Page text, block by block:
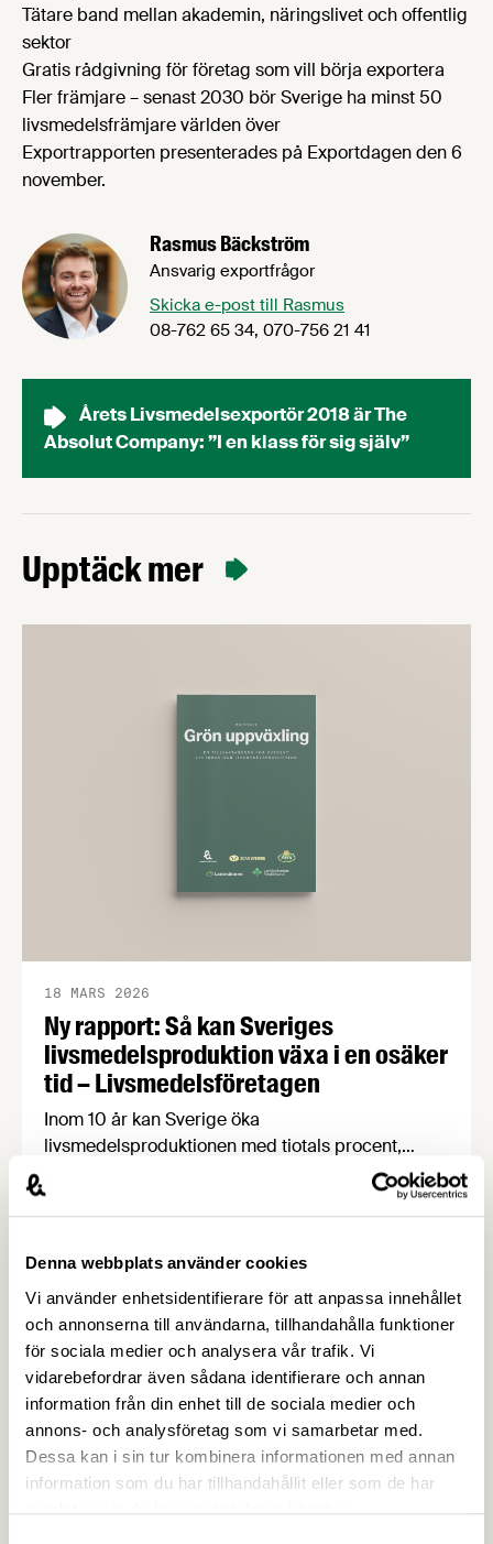
Denna webbplats använder cookies
Vi använder enhetsidentifierare för att anpassa innehållet
och annonserna till användarna, tillhandahålla funktioner
för sociala medier och analysera vår trafik. Vi
vidarebefordrar även sådana identifierare och annan
information från din enhet till de sociala medier och
annons- och analysföretag som vi samarbetar med.
Dessa kan i sin tur kombinera informationen med annan
information som du har tillhandahållit eller som de har
Tätare band mellan akademin, näringslivet och offentlig
sektor
Gratis rådgivning för företag som vill börja exportera
Fler främjare – senast 2030 bör Sverige ha minst 50
livsmedelsfrämjare världen över
Exportrapporten presenterades på Exportdagen den 6
november.
Rasmus Bäckström
Ansvarig exportfrågor
Skicka e-post till Rasmus
08-762 65 34, 070-756 21 41
Årets Livsmedelsexportör 2018 är The
Absolut Company: ”I en klass för sig själv”
Upptäck mer
Ny rapport: Så kan Sveriges
livsmedelsproduktion växa i en osäker
tid – Livsmedelsföretagen
18 MARS 2026
Inom 10 år kan Sverige öka
livsmedelsproduktionen med tiotals procent,
skapa 19 000 nya jobb i hela landet och samtidigt
stärka livsmedelsberedskap, klimatarbete och
biologisk mångfald. Det visar rapporten Grön
uppväxling som i dag överlämnas till regeringen
av Livsmedelsföretagen, Arla, Lantmännen, Scan
Sverige och LRF.